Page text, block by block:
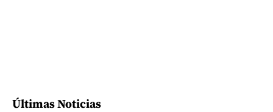
Últimas Noticias